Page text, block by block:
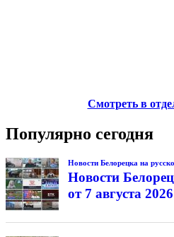
Смотреть в
Популярно сегодня
Новости Белорецка на
Новости
от 7 августа